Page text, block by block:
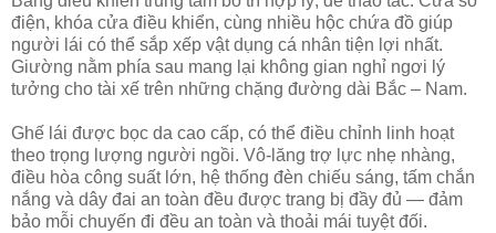
điện, khóa cửa điều khiển, cùng nhiều hộc chứa đồ giúp
người lái có thể sắp xếp vật dụng cá nhân tiện lợi nhất.
Giường nằm phía sau mang lại không gian nghỉ ngơi lý
tưởng cho tài xế trên những chặng đường dài Bắc – Nam.
Ghế lái được bọc da cao cấp, có thể điều chỉnh linh hoạt
theo trọng lượng người ngồi. Vô-lăng trợ lực nhẹ nhàng,
điều hòa công suất lớn, hệ thống đèn chiếu sáng, tấm chắn
nắng và dây đai an toàn đều được trang bị đầy đủ — đảm
bảo mỗi chuyến đi đều an toàn và thoải mái tuyệt đối.